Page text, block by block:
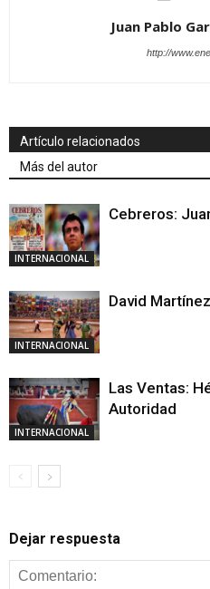
Juan Pablo
http://
Artículo relacionados
Más del autor
INTERNACIONAL
Cebreros:
INTERNACIONAL
David
INTERNACIONAL
Las Ventas:
Autoridad
Dejar respuesta